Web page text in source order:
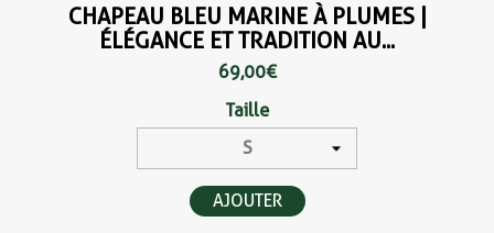
CHAPEAU BLEU MARINE À PLUMES |
ÉLÉGANCE ET TRADITION AU...
69,00 €
Taille
AJOUTER